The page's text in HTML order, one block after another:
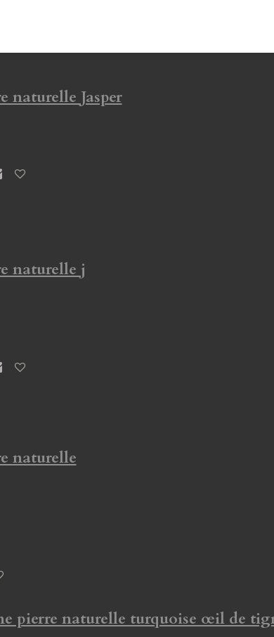
naturelle Jasper
naturelle j
naturelle
pierre naturelle turquoise œil de